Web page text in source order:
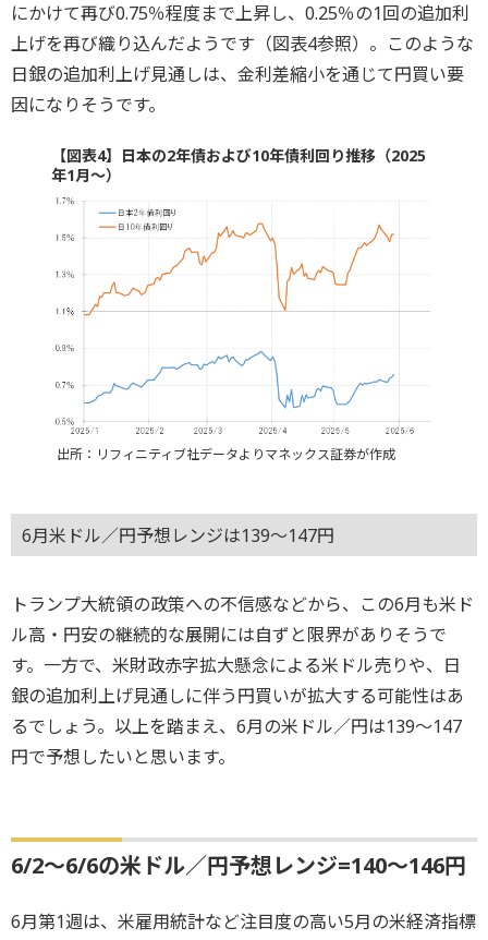
にかけて再び0.75％程度まで上昇し、0.25％の1回の追加利
上げを再び織り込んだようです（図表4参照）。このような
日銀の追加利上げ見通しは、金利差縮小を通じて円買い要
因になりそうです。
【図表4】日本の2年債および10年債利回り推移（2025
年1月～）
出所：リフィニティブ社データよりマネックス証券が作成
6月米ドル／円予想レンジは139～147円
トランプ大統領の政策への不信感などから、この6月も米ド
ル高・円安の継続的な展開には自ずと限界がありそうで
す。一方で、米財政赤字拡大懸念による米ドル売りや、日
銀の追加利上げ見通しに伴う円買いが拡大する可能性はあ
るでしょう。以上を踏まえ、6月の米ドル／円は139～147
円で予想したいと思います。
6/2～6/6の米ドル／円予想レンジ=140～146円
6月第1週は、米雇用統計など注目度の高い5月の米経済指標